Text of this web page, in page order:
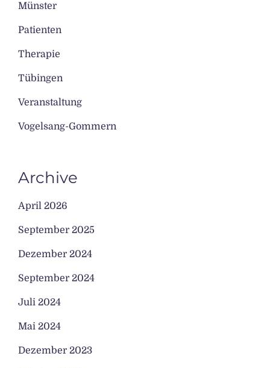
Münster
Patienten
Therapie
Tübingen
Veranstaltung
Vogelsang-Gommern
Archive
April 2026
September 2025
Dezember 2024
September 2024
Juli 2024
Mai 2024
Dezember 2023